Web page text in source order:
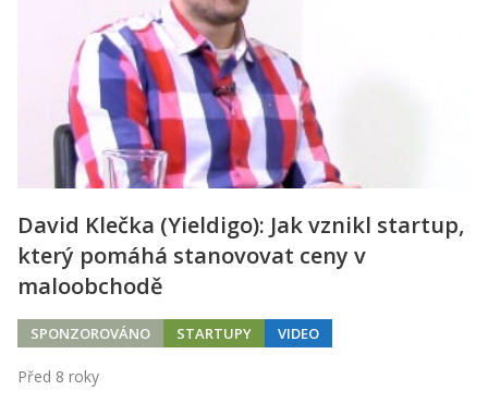
David Klečka (Yieldigo): Jak vznikl startup,
který pomáhá stanovovat ceny v
maloobchodě
SPONZOROVÁNO STARTUPY VIDEO
Před 8 roky